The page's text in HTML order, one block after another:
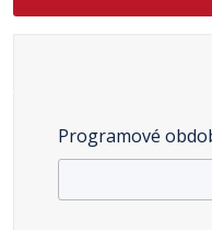
Programové